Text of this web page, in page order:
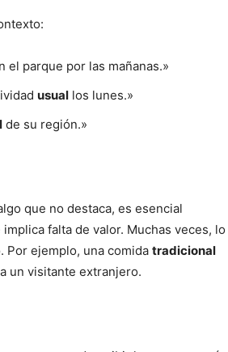
el parque por las mañanas.»
usual los lunes.»
de su región.»
que no destaca, es esencial
falta de valor. Muchas veces, lo
Por ejemplo, una comida tradicional
un visitante extranjero.